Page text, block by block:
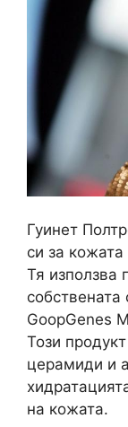
Гуинет
си за
Тя използва
GoopGenes
Този
церамиди и
на кожата.